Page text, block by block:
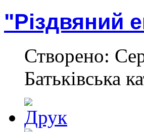
"Різдвяний
Створено:
Батьківська